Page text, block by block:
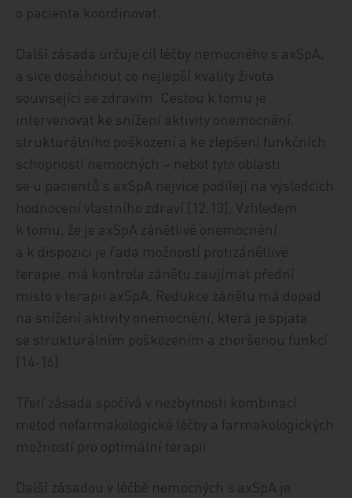
o pacienta koordinovat.
Další zásada určuje cíl léčby nemocného s axSpA,
a sice dosáhnout co nejlepší kvality života
související se zdravím. Cestou k tomu je
intervenovat ke snížení aktivity onemocnění,
strukturálního poškození a ke zlepšení funkčních
schopností nemocných – neboť tyto oblasti
se u pacientů s axSpA nejvíce podílejí na výsledcích
hodnocení vlastního zdraví [12,13]. Vzhledem
k tomu, že je axSpA zánětlivé onemocnění
a k dispozici je řada možností protizánětlivé
terapie, má kontrola zánětu zaujímat přední
místo v terapii axSpA. Redukce zánětu má dopad
na snížení aktivity onemocnění, která je spjata
se strukturálním poškozením a zhoršenou funkcí
[14-16].
Třetí zásada spočívá v nezbytnosti kombinací
metod nefarmakologické léčby a farmakologických
možností pro optimální terapii.
Další zásadou v léčbě nemocných s axSpA je